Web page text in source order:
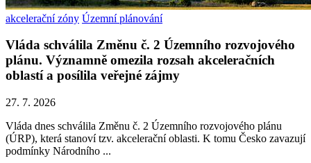
akcelerační zóny Územní plánování
Vláda schválila Změnu č. 2 Územního rozvojového
plánu. Významně omezila rozsah akceleračních
oblastí a posílila veřejné zájmy
27. 7. 2026
Vláda dnes schválila Změnu č. 2 Územního rozvojového plánu
(ÚRP), která stanoví tzv. akcelerační oblasti. K tomu Česko zavazují
podmínky Národního ...